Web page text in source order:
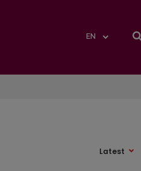
EN
EN